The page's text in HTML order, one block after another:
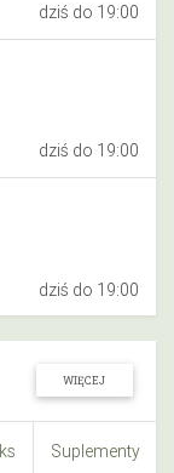
dziś do 19:00
dziś do 19:00
dziś do 19:00
WIĘCEJ
Suplementy